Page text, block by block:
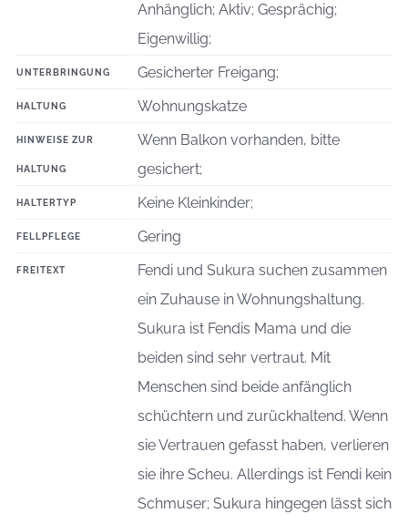
Anhänglich; Aktiv; Gesprächig;
Eigenwillig;
UNTERBRINGUNG Gesicherter Freigang;
HALTUNG Wohnungskatze
HINWEISE ZUR
HALTUNG
Wenn Balkon vorhanden, bitte
gesichert;
HALTERTYP Keine Kleinkinder;
FELLPFLEGE Gering
FREITEXT
Fendi und Sukura suchen zusammen
ein Zuhause in Wohnungshaltung.
Sukura ist Fendis Mama und die
beiden sind sehr vertraut. Mit
Menschen sind beide anfänglich
schüchtern und zurückhaltend. Wenn
sie Vertrauen gefasst haben, verlieren
sie ihre Scheu. Allerdings ist Fendi kein
Schmuser; Sukura hingegen lässt sich